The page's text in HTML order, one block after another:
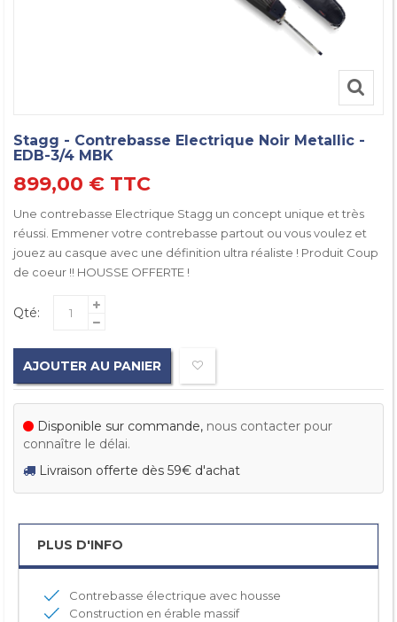
Stagg - Contrebasse Electrique Noir Metallic -
EDB-3/4 MBK
899,00 € TTC
Une contrebasse Electrique Stagg un concept unique et très
réussi. Emmener votre contrebasse partout ou vous voulez et
jouez au casque avec une définition ultra réaliste ! Produit Coup
de coeur !! HOUSSE OFFERTE !
Qté:
AJOUTER AU PANIER
Disponible sur commande, nous contacter pour
connaître le délai.
Livraison offerte dès 59€ d'achat
PLUS D'INFO
Contrebasse électrique avec housse
Construction en érable massif